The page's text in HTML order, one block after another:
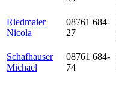
Riedmaier
Nicola
08761 684-
27
Schafhauser
Michael
08761 684-
74